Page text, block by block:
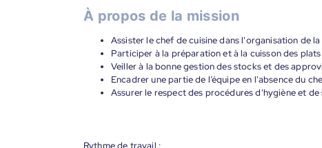
À propos de la mission
Assister le chef de cuisine dans l'organisation de
Participer à la préparation et à la cuisson des
Veiller à la bonne gestion des stocks et des
Encadrer une partie de l’équipe en l'absence du
Assurer le respect des procédures d'hygiène et de
Rythme de travail :